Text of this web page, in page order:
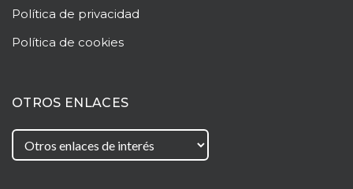
Política de privacidad
Política de cookies
OTROS ENLACES